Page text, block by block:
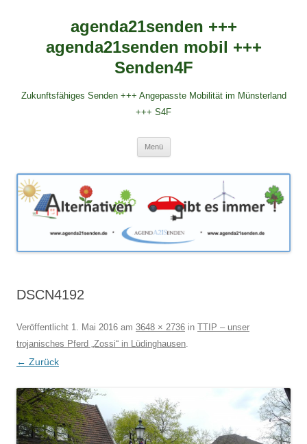
agenda21senden +++
agenda21senden mobil +++
Senden4F
Zukunftsfähiges Senden +++ Angepasste Mobilität im Münsterland
+++ S4F
Menü
DSCN4192
Veröffentlicht 1. Mai 2016 am 3648 × 2736 in TTIP – unser
trojanisches Pferd „Zossi“ in Lüdinghausen
← Zurück